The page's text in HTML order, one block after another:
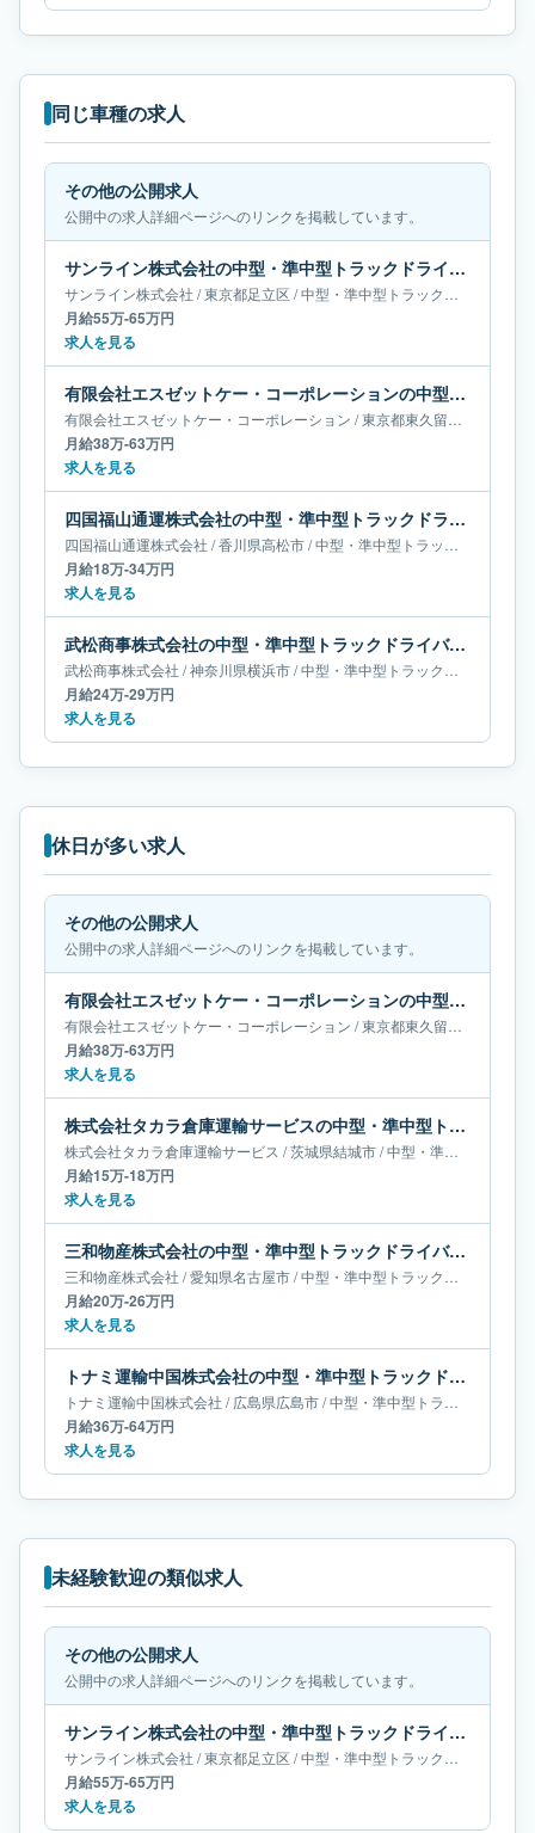
同じ車種の求人
その他の公開求人
公開中の求人詳細ページへのリンクを掲載しています。
サンライン株式会社の中型・準中型トラックドライバー求人｜東京都足立区｜月給55万-65万円
サンライン株式会社 /東京都足立区 /中型・準中型トラックドライバー
月給55万-65万円
求人を見る
有限会社エスゼットケー・コーポレーションの中型・準中型トラックドライバー求人｜東京都東久留米市｜月給38万-63万円
有限会社エスゼットケー・コーポレーション /東京都東久留米市
月給38万-63万円
求人を見る
四国福山通運株式会社の中型・準中型トラックドライバー求人｜香川県高松市｜月給18万-34万円
四国福山通運株式会社 /香川県高松市/中型・準中型トラックドライバー
月給18万-34万円
求人を見る
武松商事株式会社の中型・準中型トラックドライバー求人｜神奈川県横浜市｜月給24万-29万円
武松商事株式会社 /神奈川県横浜市/中型・準中型トラックドライバー
月給24万-29万円
求人を見る
休日が多い求人
その他の公開求人
公開中の求人詳細ページへのリンクを掲載しています。
有限会社エスゼットケー・コーポレーションの中型・準中型トラックドライバー求人｜東京都東久留米市｜月給38万-63万円
有限会社エスゼットケー・コーポレーション /東京都東久留米市
月給38万-63万円
求人を見る
株式会社タカラ倉庫運輸サービスの中型・準中型トラックドライバー求人｜茨城県結城市｜月給15万-18万円
株式会社タカラ倉庫運輸サービス /茨城県結城市/中型・準中型トラックドライバー
月給15万-18万円
求人を見る
三和物産株式会社の中型・準中型トラックドライバー求人｜愛知県名古屋市｜月給20万-26万円
三和物産株式会社 /愛知県名古屋市/中型・準中型トラックドライバー
月給20万-26万円
求人を見る
トナミ運輸中国株式会社の中型・準中型トラックドライバー求人｜広島県広島市｜月給36万-64万円
トナミ運輸中国株式会社 /広島県広島市/中型・準中型トラックドライバー
月給36万-64万円
求人を見る
未経験歓迎の類似求人
その他の公開求人
公開中の求人詳細ページへのリンクを掲載しています。
サンライン株式会社の中型・準中型トラックドライバー求人｜東京都足立区｜月給55万-65万円
サンライン株式会社 /東京都足立区 /中型・準中型トラックドライバー
月給55万-65万円
求人を見る